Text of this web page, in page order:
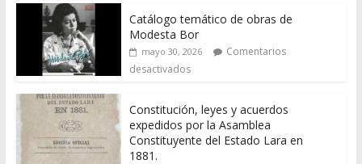
Catálogo temático de obras de
Modesta Bor
mayo 30, 2026
Comentarios
desactivados
Constitución, leyes y acuerdos
expedidos por la Asamblea
Constituyente del Estado Lara en
1881.